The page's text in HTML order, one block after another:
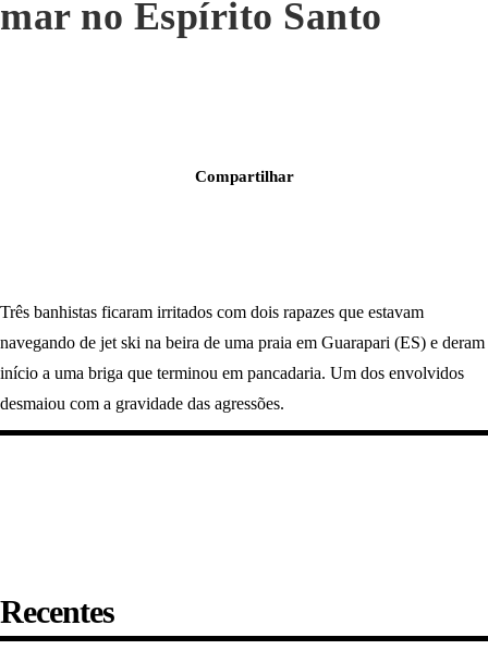
mar no Espírito Santo
Compartilhar
Três banhistas ficaram irritados com dois rapazes que estavam
navegando de jet ski na beira de uma praia em Guarapari (ES) e deram
início a uma briga que terminou em pancadaria. Um dos envolvidos
desmaiou com a gravidade das agressões.
Recentes